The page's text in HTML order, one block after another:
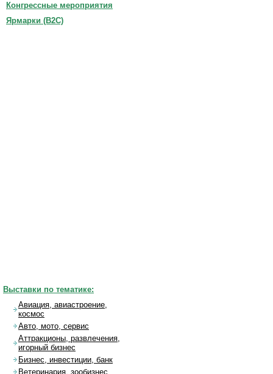
Конгрессные мероприятия
Ярмарки (B2C)
Выставки по тематике:
Авиация, авиастроение,
космос
Авто, мото, сервис
Аттракционы, развлечения,
игорный бизнес
Бизнес, инвестиции, банк
Ветеринария, зообизнес